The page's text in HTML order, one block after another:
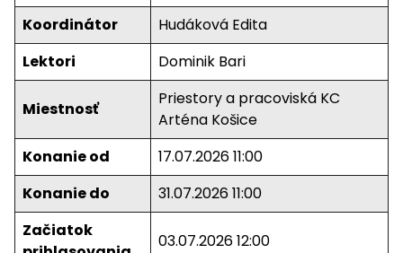
Koordinátor
Hudáková Edita
Lektori
Dominik Bari
Miestnosť
Priestory a pracoviská KC
Arténa Košice
Konanie od
17.07.2026 11:00
Konanie do
31.07.2026 11:00
Začiatok
03.07.2026 12:00